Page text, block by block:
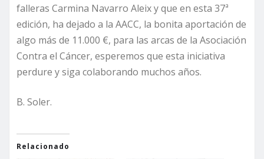
falleras Carmina Navarro Aleix y que en esta 37ª
edición, ha dejado a la AACC, la bonita aportación de
algo más de 11.000 €, para las arcas de la Asociación
Contra el Cáncer, esperemos que esta iniciativa
perdure y siga colaborando muchos años.
B. Soler.
Relacionado